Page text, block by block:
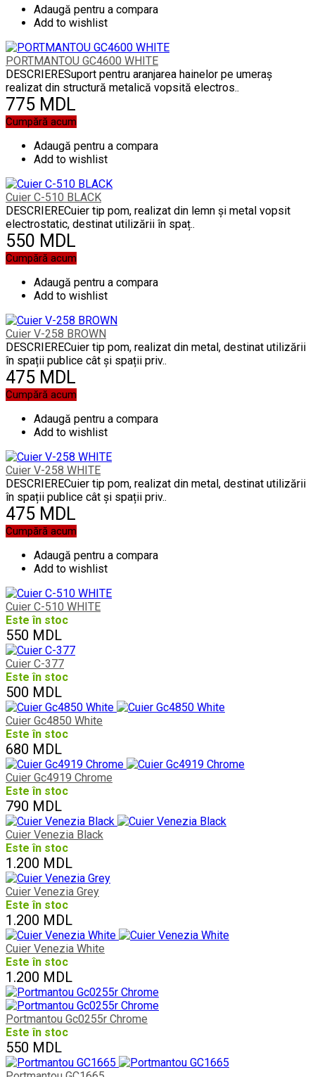
Adaugă pentru a compara
Add to wishlist
PORTMANTOU GC4600 WHITE
DESCRIERESuport pentru aranjarea hainelor pe umeraș
realizat din structură metalică vopsită electros..
775 MDL
Cumpără acum
Adaugă pentru a compara
Add to wishlist
Cuier C-510 BLACK
DESCRIERECuier tip pom, realizat din lemn și metal vopsit
electrostatic, destinat utilizării în spaț..
550 MDL
Cumpără acum
Adaugă pentru a compara
Add to wishlist
Cuier V-258 BROWN
DESCRIERECuier tip pom, realizat din metal, destinat utilizării
în spații publice cât și spații priv..
475 MDL
Cumpără acum
Adaugă pentru a compara
Add to wishlist
Cuier V-258 WHITE
DESCRIERECuier tip pom, realizat din metal, destinat utilizării
în spații publice cât și spații priv..
475 MDL
Cumpără acum
Adaugă pentru a compara
Add to wishlist
Cuier C-510 WHITE
Este în stoc
550 MDL
Cuier C-377
Este în stoc
500 MDL
Cuier Gc4850 White
Este în stoc
680 MDL
Cuier Gc4919 Chrome
Este în stoc
790 MDL
Cuier Venezia Black
Este în stoc
1.200 MDL
Cuier Venezia Grey
Este în stoc
1.200 MDL
Cuier Venezia White
Este în stoc
1.200 MDL
Portmantou Gc0255r Chrome
Este în stoc
550 MDL